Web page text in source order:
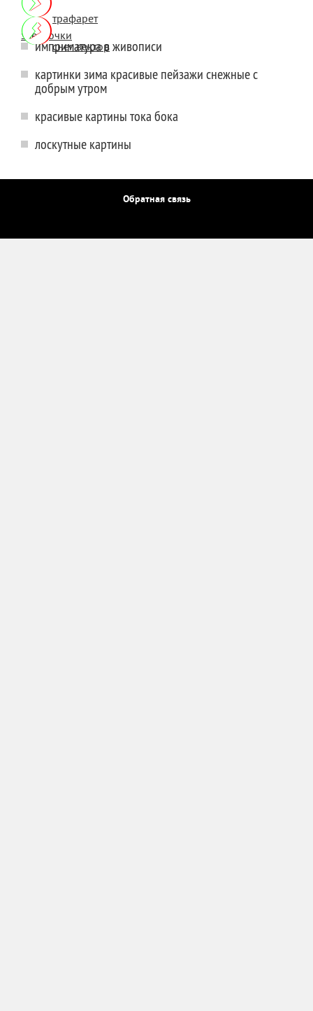
трафарет
звездочки
снег вектор
имприматура в живописи
картинки зима красивые пейзажи снежные с
добрым утром
красивые картины тока бока
лоскутные картины
Обратная связь